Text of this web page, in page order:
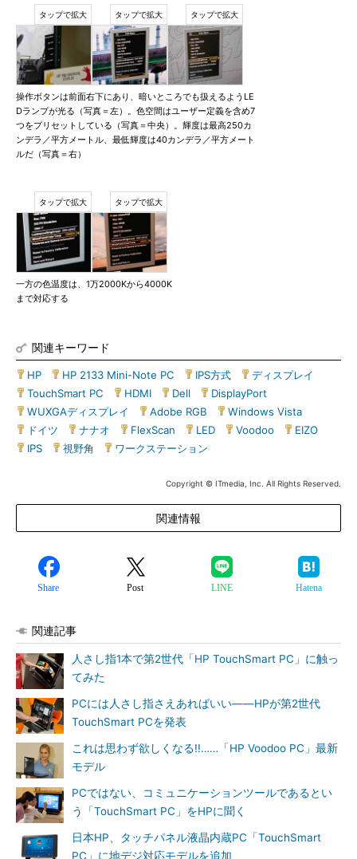
操作ボタンは前面右下にあり、暗いところでも扱えるようLE
Dランプが光る（写真＝左）。色空間はユーザー定義を含め7
つをプリセットしている（写真＝中央）。輝度は最高250カ
ンデラ／平方メートル、最低輝度は40カンデラ／平方メート
ルだ（写真＝右）
一方の色温度は、1万2000Kから4000K
まで対応する
関連キーワード
HP HP 2133 Mini-Note PC IPS方式 ディスプレイ
TouchSmart PC
HDMI Dell DisplayPort
WUXGAディスプレイ
Adobe RGB Windows Vista
ドイツ
ナナオ FlexScan LED Voodoo EIZO
IPS
視野角 ワークステーション
Copyright © ITmedia, Inc. All Rights Reserved.
関連情報
Share Post LINE Hatena
関連記事
人さし指1本で第2世代「HP TouchSmart PC」に触っ
てみた
PCには人さし指さえあればいい――HPが第2世代
TouchSmart PCを発表
これは思わず欲しくなる!!……「HP Voodoo PC」最新
モデル
PCではない、コミュニケーションツールであるとい
う「TouchSmart PC」をHPに聞く
日本HP、タッチパネル液晶内蔵PC「TouchSmart
PC」に地デジ対応モデルを追加